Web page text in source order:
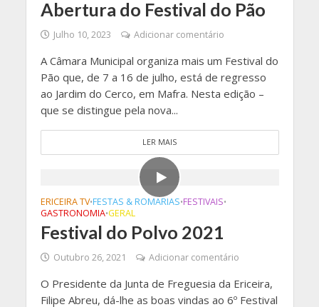
Abertura do Festival do Pão
Julho 10, 2023 Adicionar comentário
A Câmara Municipal organiza mais um Festival do
Pão que, de 7 a 16 de julho, está de regresso
ao Jardim do Cerco, em Mafra. Nesta edição –
que se distingue pela nova...
LER MAIS
ERICEIRA TV•FESTAS & ROMARIAS•FESTIVAIS•
GASTRONOMIA•GERAL
Festival do Polvo 2021
Outubro 26, 2021 Adicionar comentário
O Presidente da Junta de Freguesia da Ericeira,
Filipe Abreu, dá-lhe as boas vindas ao 6º Festival